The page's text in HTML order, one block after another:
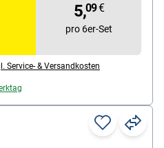
Leuchtkraft; bis zu 4
5,09€
pro 6er-Set
Service- & Versandkosten